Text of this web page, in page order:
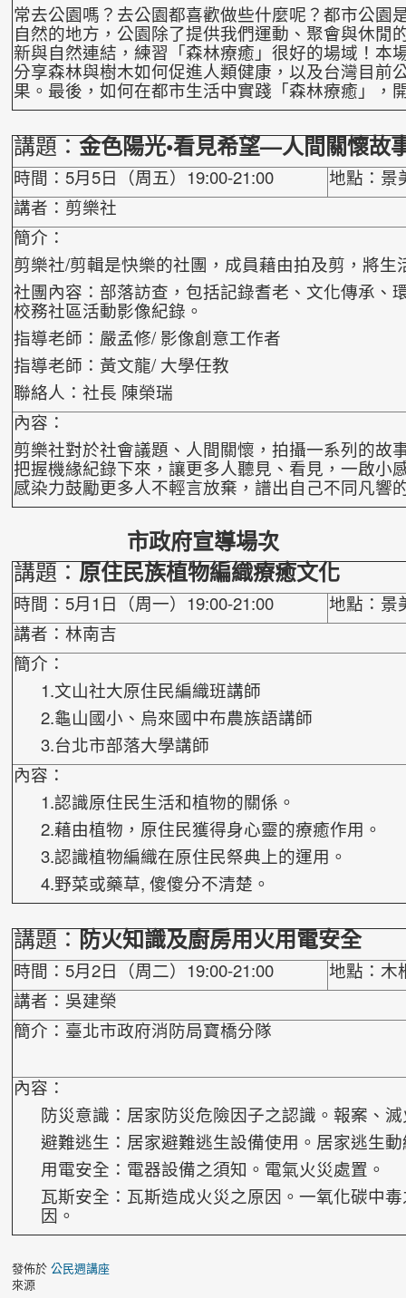
常去公園嗎？去公園都喜歡做些什麼呢？都市公園
自然的地方，公園除了提供我們運動、聚會與休閒
新與自然連結，練習「森林療癒」很好的場域！ 本
分享森林與樹木如何促進人類健康，以及台灣目前
果。最後，如何在都市生活中實踐「森林療癒」，
講題：金色陽光•看見希望—人間關懷故
時間：5月5日（周五）19:00-21:00
地點：景
講者：剪樂社
簡介：
剪樂社/剪輯是快樂的社團，成員藉由拍及剪，將生
社團內容：部落訪查，包括記錄耆老、文化傳承、
校務社區活動影像紀錄。
指導老師：嚴孟修/ 影像創意工作者
指導老師：黃文龍/ 大學任教
聯絡人：社長 陳榮瑞
內容：
剪樂社對於社會議題、人間關懷，拍攝一系列的故
把握機緣紀錄下來，讓更多人聽見、看見，一啟小
感染力鼓勵更多人不輕言放棄，譜出自己不同凡響
市政府宣導場次
講題：原住民族植物編織療癒文化
時間：5月1日（周一）19:00-21:00
地點：景
講者：林南吉
簡介：
1.文山社大原住民編織班講師
2.龜山國小、烏來國中布農族語講師
3.台北市部落大學講師
內容：
1.認識原住民生活和植物的關係。
2.藉由植物，原住民獲得身心靈的療癒作用。
3.認識植物編織在原住民祭典上的運用。
4.野菜或藥草, 傻傻分不清楚。
講題：防火知識及廚房用火用電安全
時間：5月2日（周二）19:00-21:00
地點：木
講者：吳建榮
簡介：臺北市政府消防局寶橋分隊
內容：
防災意識：居家防災危險因子之認識。報案、
避難逃生：居家避難逃生設備使用。居家逃生
用電安全：電器設備之須知。電氣火災處置。
瓦斯安全：瓦斯造成火災之原因。一氧化碳中
因。
發佈於 公民週講座
來源